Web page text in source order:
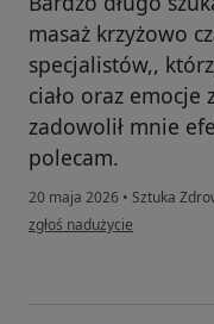
masaż krzyżowo
specjalistów,,
ciało oraz emocje
zadowolił mnie
polecam.
20 maja 2026 • Sztuka
w opinii użytkownika Sylwia
zgłoś nadużycie